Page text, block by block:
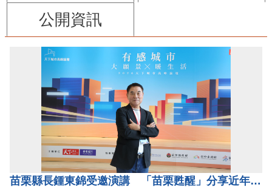
公開資訊
苗栗縣長鍾東錦受邀演講 「苗栗甦醒」分享近年轉變